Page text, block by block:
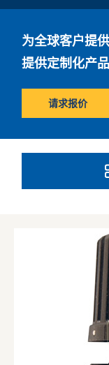
为全球客户提
提供定制化产
请求报价